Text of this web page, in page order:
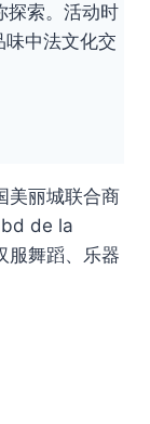
探索。活动时
味中法文化交
美丽城联合商
de la
服舞蹈、乐器